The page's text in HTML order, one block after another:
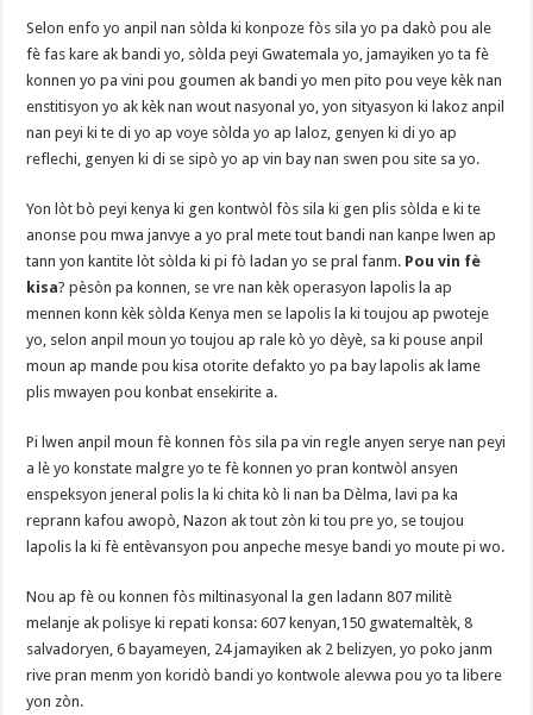
Selon enfo yo anpil nan sòlda ki konpoze fòs sila yo pa dakò pou ale
fè fas kare ak bandi yo, sòlda peyi Gwatemala yo, jamayiken yo ta fè
konnen yo pa vini pou goumen ak bandi yo men pito pou veye kèk nan
enstitisyon yo ak kèk nan wout nasyonal yo, yon sityasyon ki lakoz anpil
nan peyi ki te di yo ap voye sòlda yo ap laloz, genyen ki di yo ap
reflechi, genyen ki di se sipò yo ap vin bay nan swen pou site sa yo.
Yon lòt bò peyi kenya ki gen kontwòl fòs sila ki gen plis sòlda e ki te
anonse pou mwa janvye a yo pral mete tout bandi nan kanpe lwen ap
tann yon kantite lòt sòlda ki pi fò ladan yo se pral fanm. Pou vin fè
kisa? pèsòn pa konnen, se vre nan kèk operasyon lapolis la ap
mennen konn kèk sòlda Kenya men se lapolis la ki toujou ap pwoteje
yo, selon anpil moun yo toujou ap rale kò yo dèyè, sa ki pouse anpil
moun ap mande pou kisa otorite defakto yo pa bay lapolis ak lame
plis mwayen pou konbat ensekirite a.
Pi lwen anpil moun fè konnen fòs sila pa vin regle anyen serye nan peyi
a lè yo konstate malgre yo te fè konnen yo pran kontwòl ansyen
enspeksyon jeneral polis la ki chita kò li nan ba Dèlma, lavi pa ka
reprann kafou awopò, Nazon ak tout zòn ki tou pre yo, se toujou
lapolis la ki fè entèvansyon pou anpeche mesye bandi yo moute pi wo.
Nou ap fè ou konnen fòs miltinasyonal la gen ladann 807 militè
melanje ak polisye ki repati konsa: 607 kenyan,150 gwatemaltèk, 8
salvadoryen, 6 bayameyen, 24 jamayiken ak 2 belizyen, yo poko janm
rive pran menm yon koridò bandi yo kontwole alevwa pou yo ta libere
yon zòn.